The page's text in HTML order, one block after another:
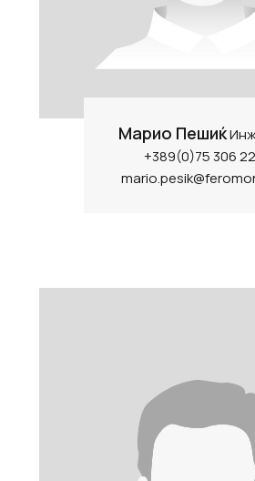
Марио Пешиќ
+389(0)75 306